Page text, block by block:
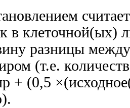
в клеточной(ых)
разницы
(т.е.
+ (0,5